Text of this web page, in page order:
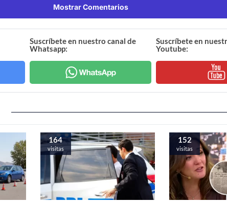
Mostrar Comentarios
Suscríbete en nuestro canal de
Whatsapp:
Suscríbete en
Youtube:
164
visitas
152
visitas